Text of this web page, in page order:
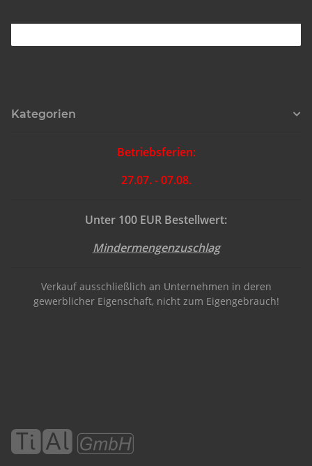
Kategorien
Betriebsferien:
27.07. - 07.08.
Unter 100 EUR Bestellwert:
Mindermengenzuschlag
Verkauf ausschließlich an Unternehmen in deren
gewerblicher Eigenschaft, nicht zum Eigengebrauch!